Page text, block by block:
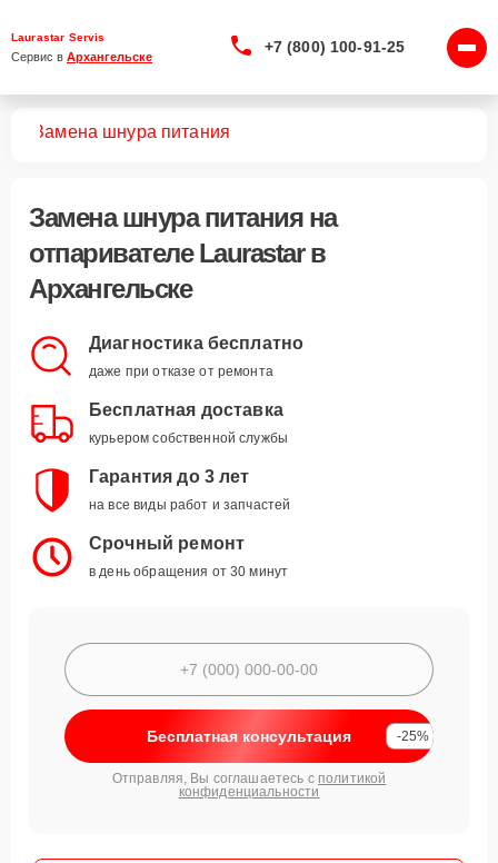
Laurastar Servis
Сервис в Архангельске
+7 (800) 100-91-25
Замена шнура питания
Замена шнура питанияна
отпаривателе Laurastar в
Архангельске
Диагностика бесплатно
даже при отказе от ремонта
Бесплатная доставка
курьером собственной службы
Гарантия до 3 лет
на все виды работ и запчастей
Срочный ремонт
в день обращения от 30 минут
Бесплатная консультация -25%
Отправляя, Вы соглашаетесь с политикой
конфиденциальности